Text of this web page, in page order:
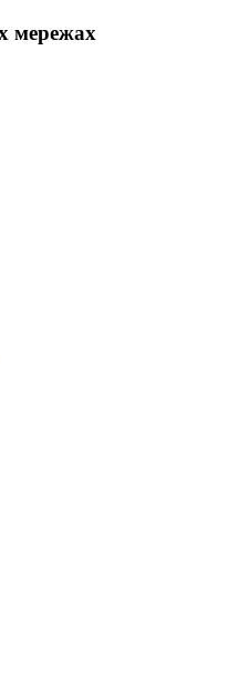
мережах